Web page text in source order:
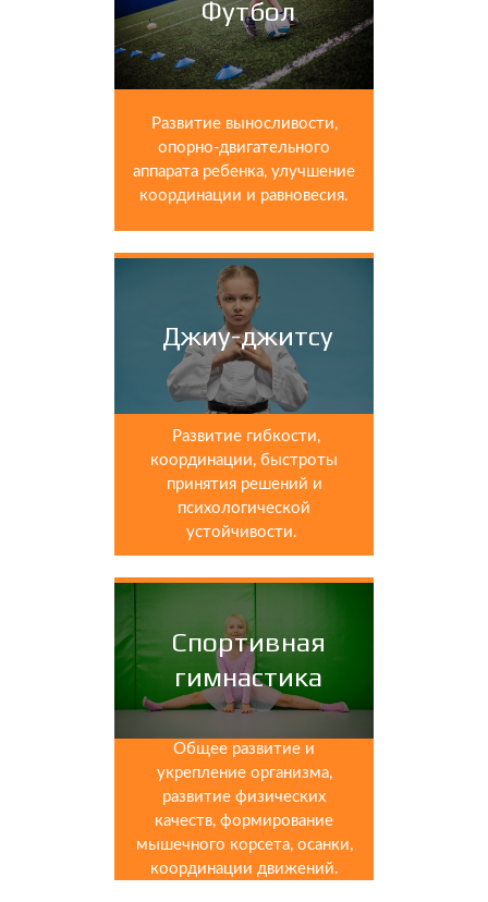
Футбол
Развитие выносливости,
опорно-двигательного
аппарата ребенка, улучшение
координации и равновесия.
Джиу-джитсу
Развитие гибкости,
координации, быстроты
принятия решений и
психологической
устойчивости.
Спортивная
гимнастика
Общее развитие и
укрепление организма,
развитие физических
качеств, формирование
мышечного корсета, осанки,
координации движений.